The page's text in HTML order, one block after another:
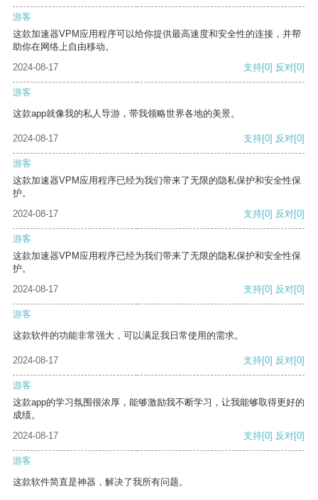
游客
这款加速器VPM应用程序可以给你提供最高速度和安全性的连接，并帮
助你在网络上自由移动。
2024-08-17
支持[0] 反对[0]
游客
这款app就像我的私人导游，带我领略世界各地的美景。
2024-08-17 支持[0] 反对[0]
游客
这款加速器VPM应用程序已经为我们带来了无限的隐私保护和安全性保
护。
2024-08-17
支持[0] 反对[0]
游客
这款加速器VPM应用程序已经为我们带来了无限的隐私保护和安全性保
护。
2024-08-17
支持[0] 反对[0]
游客
这款软件的功能非常强大，可以满足我日常使用的需求。
2024-08-17 支持[0] 反对[0]
游客
这款app的学习氛围很浓厚，能够激励我不断学习，让我能够取得更好的
成绩。
2024-08-17
支持[0] 反对[0]
游客
这款软件简直是神器，解决了我所有问题。